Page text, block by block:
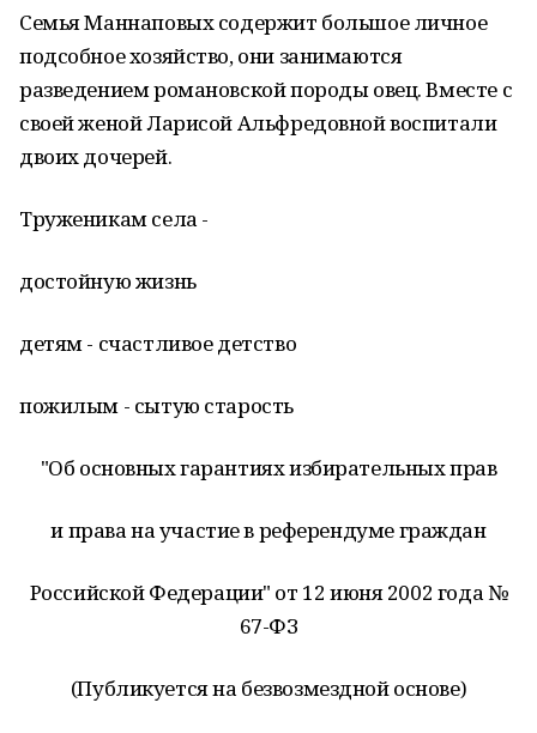
Семья Маннаповых содержит большое личное
подсобное хозяйство, они занимаются
разведением романовской породы овец. Вместе с
своей женой Ларисой Альфредовной воспитали
двоих дочерей.
Труженикам села -
достойную жизнь
детям - счастливое детство
пожилым - сытую старость
"Об основных гарантиях избирательных прав
и права на участие в референдуме граждан
Российской Федерации" от 12 июня 2002 года №
67-ФЗ
(Публикуется на безвозмездной основе)